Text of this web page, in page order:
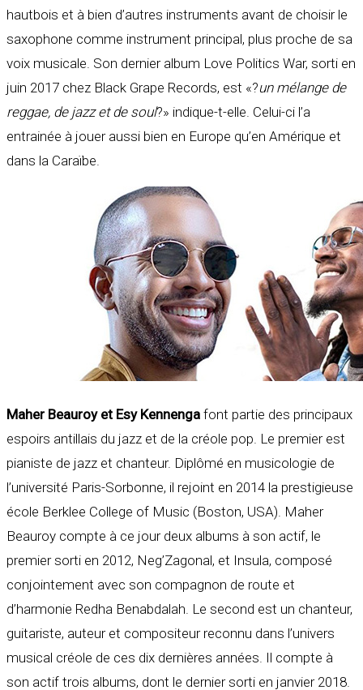
hautbois et à bien d’autres instruments avant de choisir le
saxophone comme instrument principal, plus proche de sa
voix musicale. Son dernier album Love Politics War, sorti en
juin 2017 chez Black Grape Records, est «?un mélange de
reggae, de jazz et de soul?» indique-t-elle. Celui-ci l’a
entrainée à jouer aussi bien en Europe qu’en Amérique et
dans la Caraïbe.
Maher Beauroy et Esy Kennenga font partie des principaux
espoirs antillais du jazz et de la créole pop. Le premier est
pianiste de jazz et chanteur. Diplômé en musicologie de
l’université Paris-Sorbonne, il rejoint en 2014 la prestigieuse
école Berklee College of Music (Boston, USA). Maher
Beauroy compte à ce jour deux albums à son actif, le
premier sorti en 2012, Neg’Zagonal, et Insula, composé
conjointement avec son compagnon de route et
d’harmonie Redha Benabdalah. Le second est un chanteur,
guitariste, auteur et compositeur reconnu dans l’univers
musical créole de ces dix dernières années. Il compte à
son actif trois albums, dont le dernier sorti en janvier 2018.